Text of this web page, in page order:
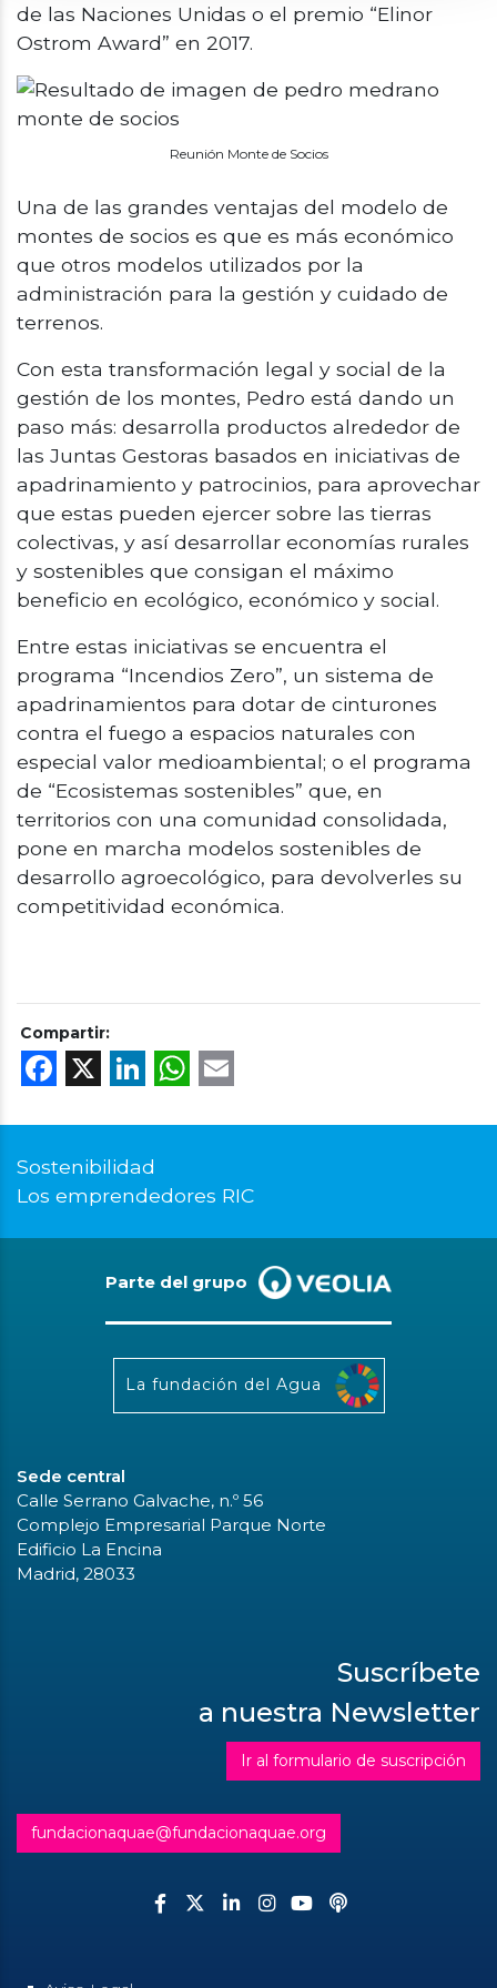
de las Naciones Unidas o el premio “Elinor
Ostrom Award” en 2017.
Reunión Monte de Socios
Una de las grandes ventajas del modelo de
montes de socios es que es más económico
que otros modelos utilizados por la
administración para la gestión y cuidado de
terrenos.
Con esta transformación legal y social de la
gestión de los montes, Pedro está dando un
paso más: desarrolla productos alrededor de
las Juntas Gestoras basados en iniciativas de
apadrinamiento y patrocinios, para aprovechar
que estas pueden ejercer sobre las tierras
colectivas, y así desarrollar economías rurales
y sostenibles que consigan el máximo
beneficio en ecológico, económico y social.
Entre estas iniciativas se encuentra el
programa “Incendios Zero”, un sistema de
apadrinamientos para dotar de cinturones
contra el fuego a espacios naturales con
especial valor medioambiental; o el programa
de “Ecosistemas sostenibles” que, en
territorios con una comunidad consolidada,
pone en marcha modelos sostenibles de
desarrollo agroecológico, para devolverles su
competitividad económica.
Compartir:
Facebook
X LinkedIn
WhatsApp
Sostenibilidad
Los emprendedores RIC
Parte del grupo
La fundación del Agua
Sede central
Calle Serrano Galvache, n.º 56
Complejo Empresarial Parque Norte
Edificio La Encina
Madrid, 28033
Suscríbete
a nuestra Newsletter
Ir al formulario de suscripción
fundacionaquae@fundacionaquae.org